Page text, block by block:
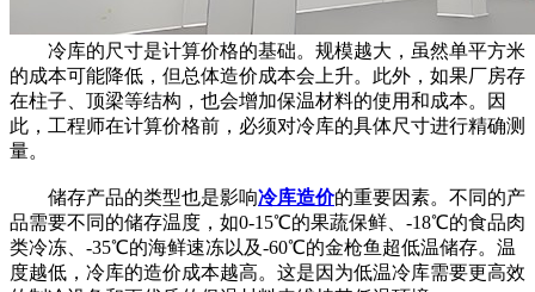
冷库的尺寸是计算价格的基础。规模越大，虽然单平方米
的成本可能降低，但总体造价成本会上升。此外，如果厂房存
在柱子、顶梁等结构，也会增加保温材料的使用和成本。因
此，工程师在计算价格前，必须对冷库的具体尺寸进行精确测
量。
储存产品的类型也是影响冷库造价的重要因素。不同的产
品需要不同的储存温度，如0-15℃的果蔬保鲜、-18℃的食品肉
类冷冻、-35℃的海鲜速冻以及-60℃的金枪鱼超低温储存。温
度越低，冷库的造价成本越高。这是因为低温冷库需要更高效